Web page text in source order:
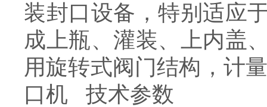
装封口设备，特别适应
成上瓶、灌装、上内盖
用旋转式阀门结构，计
口机 技术参数